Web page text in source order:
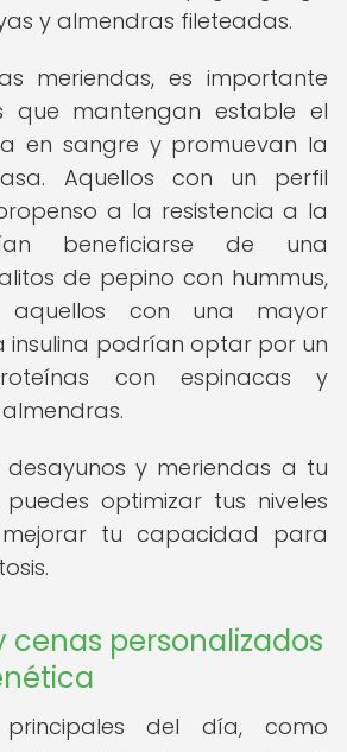
y almendras fileteadas.
meriendas, es importante
que mantengan estable el
en sangre y promuevan la
Aquellos con un perfil
a la resistencia a la
beneficiarse de una
de pepino con hummus,
aquellos con una mayor
insulina podrían optar por un
con espinacas y
y meriendas a tu
optimizar tus niveles
tu capacidad para
cenas personalizados
del día, como